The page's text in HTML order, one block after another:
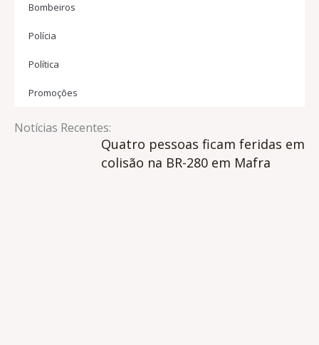
Bombeiros
Polícia
Política
Promoções
Notícias Recentes:
Quatro pessoas ficam feridas em
colisão na BR-280 em Mafra